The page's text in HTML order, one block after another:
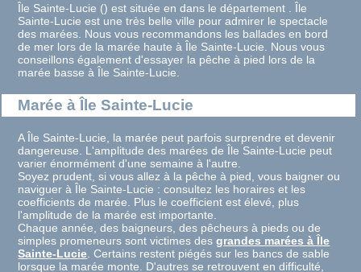
Île Sainte-Lucie () est située en dans le département . Île
Sainte-Lucie est une très belle ville pour admirer le spectacle
des marées. Nous vous recommandons les ballades en bord
de mer lors de la marée haute à Île Sainte-Lucie. Nous vous
conseillons également d'essayer la pêche à pied lors de la
marée basse à Île Sainte-Lucie.
Marée à Île Sainte-Lucie
A Île Sainte-Lucie, la marée peut parfois surprendre et devenir
dangereuse. L'amplitude des marées de Île Sainte-Lucie peut
varier énormément d'une semaine à l'autre.
Soyez prudent, si vous allez à la pêche à pied, vous baigner ou
naviguer à Île Sainte-Lucie : consultez les horaires et les
coefficients de marée. Plus le coefficient est élevé, plus
l'amplitude de la marée est importante.
Chaque année, des baigneurs, des pêcheurs à pieds ou de
simples promeneurs sont victimes desgrandes marées à Île
Sainte-Lucie. Certains restent piégés sur les bancs de sable
lorsque la marée monte. D'autres se retrouvent en difficulté,